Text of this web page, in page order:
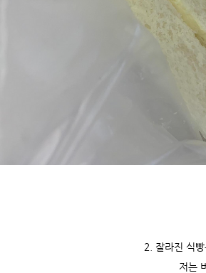
2. 잘라진 식
저는